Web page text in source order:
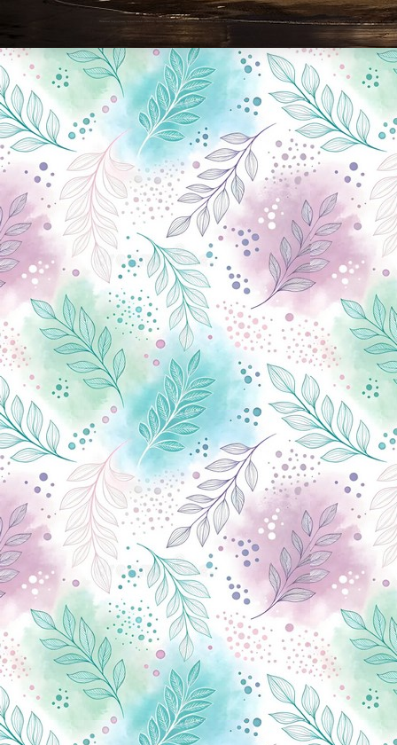
Новини Чернігова, Чернігівські новини, Чернігівський формат, новини Чернігова, події в Чернігові: політика, економіка, аналітика, культура, відеоновини, екологія, спортивний Чернігів, туризм, Чернігів